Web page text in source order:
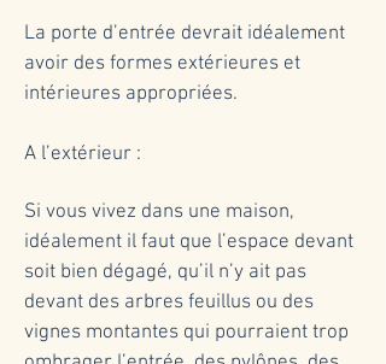
La porte d’entrée devrait idéalement
avoir des formes extérieures et
intérieures appropriées.
A l’extérieur :
Si vous vivez dans une maison,
idéalement il faut que l’espace devant
soit bien dégagé, qu’il n’y ait pas
devant des arbres feuillus ou des
vignes montantes qui pourraient trop